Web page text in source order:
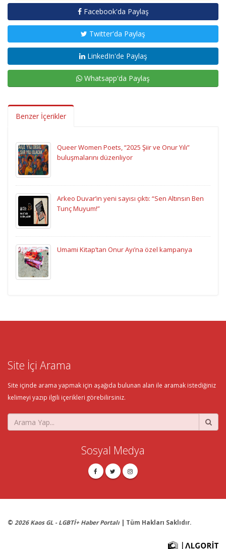
Facebook'da Paylaş
Twitter'da Paylaş
LinkedIn'de Paylaş
Whatsapp'da Paylaş
Benzer İçerikler
Queer Women Poets, “2025 Şiir ve Onur Yılı”
buluşmalarını düzenliyor
Arkeo Duvar’ın yeni sayısı çıktı: “Sen Altınsın Ben
Tunç Muyum!”
Umami Kitap’tan Onur Ayı’na özel kampanya
Site İçi Arama
Site içinde arama yapmak için aşağıda bulunan alan ile aramak istediğiniz
kelimeyi yazıp ilgili içerikleri görebilirsiniz.
Sosyal Medya
© 2026 Kaos GL - LGBTİ+ Haber Portalı | Tüm Hakları Saklıdır.